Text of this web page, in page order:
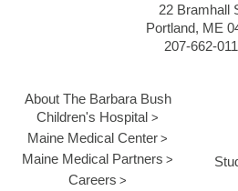
22 Bramhall
Portland, ME
207-662-
About The Barbara Bush
Children's Hospital
Maine Medical Center
Maine Medical Partners
Careers